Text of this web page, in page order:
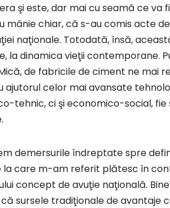
şi este, dar mai cu seamă ce va
mânie chiar, că s-au comis acte
naţionale. Totodată, însă,
dinamica vieţii contemporane.
de fabricile de ciment ne mai
ajutorul celor mai avansate
tehnic, ci şi economico-social, fie
demersurile îndreptate spre
la care m-am referit plătesc în
concept de avuţie naţională.
sursele tradiţionale de avantaje